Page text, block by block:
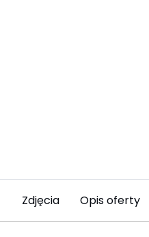
Zdjęcia Opis oferty